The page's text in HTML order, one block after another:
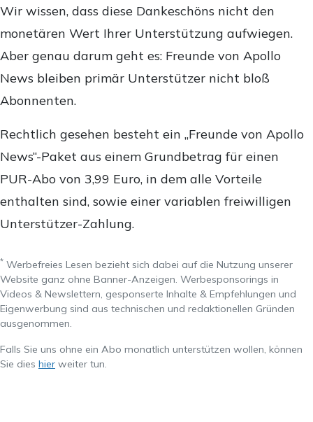
Wir wissen, dass diese Dankeschöns nicht den
monetären Wert Ihrer Unterstützung aufwiegen.
Aber genau darum geht es: Freunde von Apollo
News bleiben primär Unterstützer nicht bloß
Abonnenten.
Rechtlich gesehen besteht ein „Freunde von Apollo
News“-Paket aus einem Grundbetrag für einen
PUR-Abo von 3,99 Euro, in dem alle Vorteile
enthalten sind, sowie einer variablen freiwilligen
Unterstützer-Zahlung.
* Werbefreies Lesen bezieht sich dabei auf die Nutzung unserer
Website ganz ohne Banner-Anzeigen. Werbesponsorings in
Videos & Newslettern, gesponserte Inhalte & Empfehlungen und
Eigenwerbung sind aus technischen und redaktionellen Gründen
ausgenommen.
Falls Sie uns ohne ein Abo monatlich unterstützen wollen, können
Sie dies hier weiter tun.